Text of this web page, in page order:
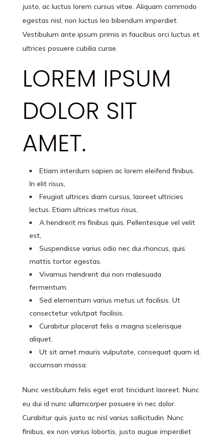
justo, ac luctus lorem cursus vitae. Aliquam commodo
egestas nisl, non luctus leo bibendum imperdiet.
Vestibulum ante ipsum primis in faucibus orci luctus et
ultrices posuere cubilia curae.
LOREM IPSUM
DOLOR SIT
AMET.
Etiam interdum sapien ac lorem eleifend finibus.
In elit risus,
Feugiat ultrices diam cursus, laoreet ultricies
lectus. Etiam ultrices metus risus,
A hendrerit mi finibus quis. Pellentesque vel velit
est,
Suspendisse varius odio nec dui rhoncus, quis
mattis tortor egestas.
Vivamus hendrerit dui non malesuada
fermentum.
Sed elementum varius metus ut facilisis. Ut
consectetur volutpat facilisis.
Curabitur placerat felis a magna scelerisque
aliquet.
Ut sit amet mauris vulputate, consequat quam id,
accumsan massa.
Nunc vestibulum felis eget erat tincidunt laoreet. Nunc
eu dui id nunc ullamcorper posuere in nec dolor.
Curabitur quis justo ac nisl varius sollicitudin. Nunc
finibus, ex non varius lobortis, justo augue imperdiet